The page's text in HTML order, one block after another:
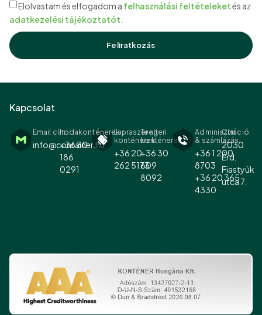
Elolvastam és elfogadom a felhasználási feltételeketés az
adatkezelési tájékoztatót.
Feliratkozás
Kapcsolat
Email cím
info@container.hu
Lapraszerelt
konténerek
+36 20
262 5173
Tengeri
konténerek
+36 30
609
8092
Cím
2030
Érd,
Fiastyúk
utca 7.
Adminisztráció
& számlázás
+36 1 200
8703
+36 20 365
4330
Irodakonténerek
+36 30
186
0291